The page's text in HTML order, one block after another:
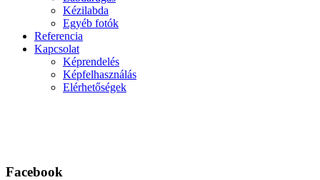
Kézilabda
Egyéb fotók
Referencia
Kapcsolat
Képrendelés
Képfelhasználás
Elérhetőségek
Facebook